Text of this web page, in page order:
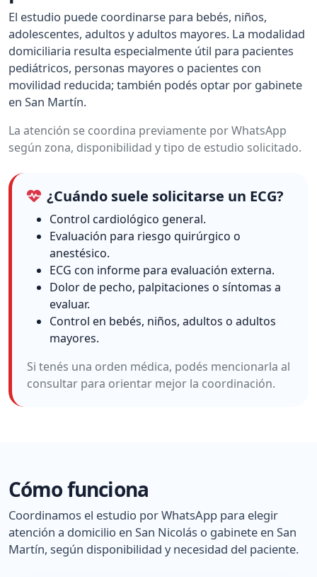
El estudio puede coordinarse para bebés, niños,
adolescentes, adultos y adultos mayores. La modalidad
domiciliaria resulta especialmente útil para pacientes
pediátricos, personas mayores o pacientes con
movilidad reducida; también podés optar por gabinete
en San Martín.
La atención se coordina previamente por WhatsApp
según zona, disponibilidad y tipo de estudio solicitado.
¿Cuándo suele solicitarse un ECG?
Control cardiológico general.
Evaluación para riesgo quirúrgico o
anestésico.
ECG con informe para evaluación externa.
Dolor de pecho, palpitaciones o síntomas a
evaluar.
Control en bebés, niños, adultos o adultos
mayores.
Si tenés una orden médica, podés mencionarla al
consultar para orientar mejor la coordinación.
Cómo funciona
Coordinamos el estudio por WhatsApp para elegir
atención a domicilio en San Nicolás o gabinete en San
Martín, según disponibilidad y necesidad del paciente.